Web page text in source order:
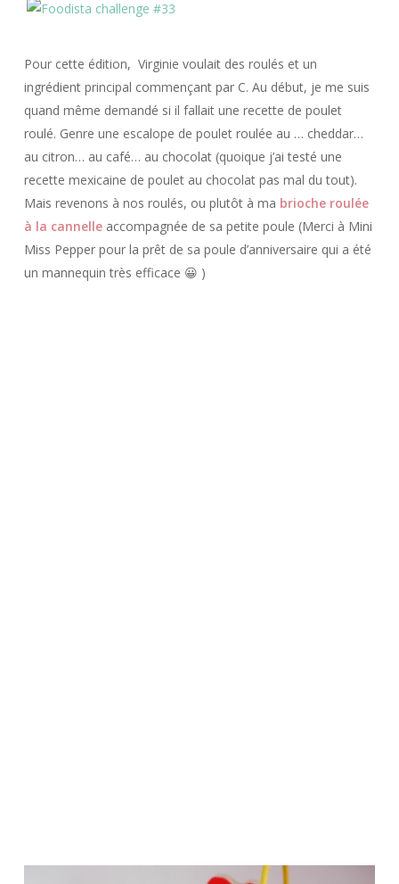
Pour cette édition, Virginie voulait des roulés et un
ingrédient principal commençant par C. Au début, je me suis
quand même demandé si il fallait une recette de poulet
roulé. Genre une escalope de poulet roulée au … cheddar…
au citron… au café… au chocolat (quoique j’ai testé une
recette mexicaine de poulet au chocolat pas mal du tout).
Mais revenons à nos roulés, ou plutôt à ma brioche roulée
à la cannelle accompagnée de sa petite poule (Merci à Mini
Miss Pepper pour la prêt de sa poule d’anniversaire qui a été
un mannequin très efficace 😀 )